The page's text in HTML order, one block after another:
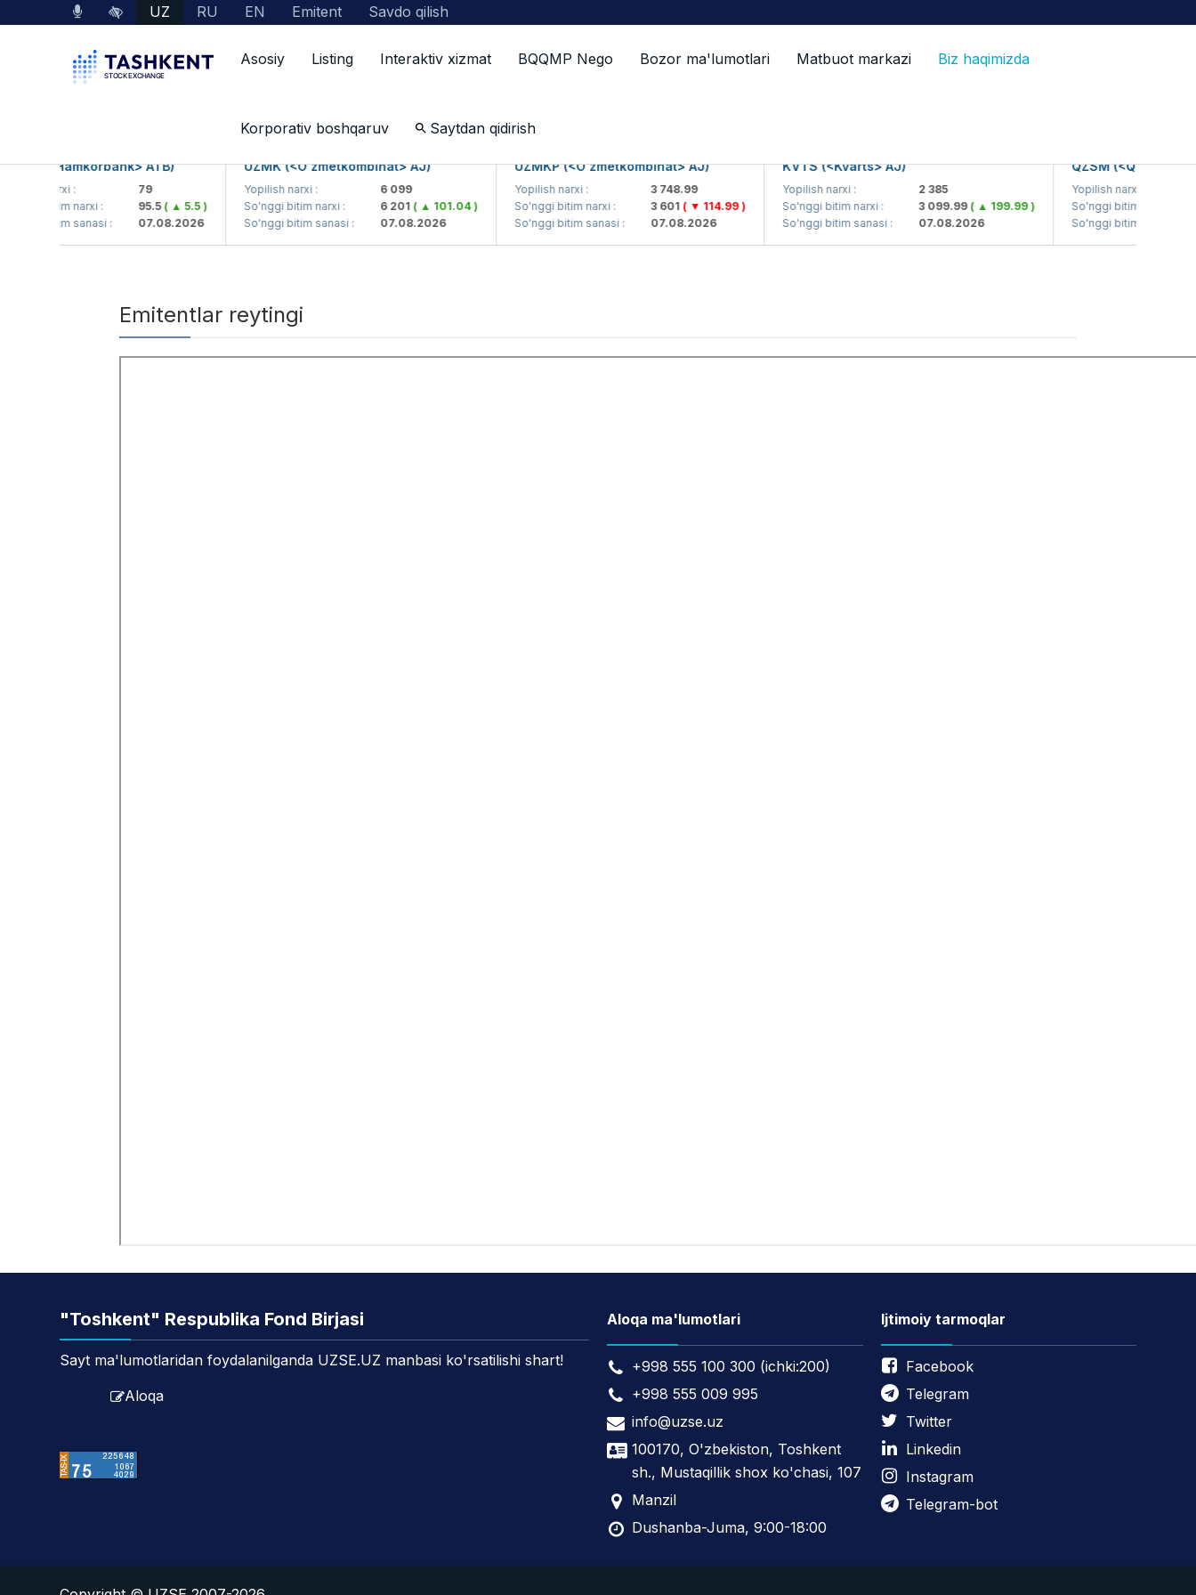
UZ RU EN Emitent Savdo qilish
Asosiy Listing Interaktiv xizmat BQQMP Nego Bozor ma'lumotlari Matbuot markazi Biz haqimizda
Korporativ boshqaruv Saytdan qidirish
(<Hamkorbank> ATB)
narxi :
79
bitim narxi :
95.5( ▲ 5.5 )
bitim sanasi :
07.08.2026
UZMK (<O'zmetkombinat> AJ)
Yopilish narxi :
6 099
So'nggi bitim narxi :
6 201( ▲ 101.04 )
So'nggi bitim sanasi :
07.08.2026
UZMKP (<O'zmetkombinat> AJ)
Yopilish narxi :
3 748.99
So'nggi bitim narxi :
3 601( ▼ 114.99 )
So'nggi bitim sanasi :
07.08.2026
KVTS (<Kvarts> AJ)
Yopilish narxi :
2 385
So'nggi bitim narxi :
3 099.99( ▲ 199.99 )
So'nggi bitim sanasi :
07.08.2026
QZSM
Yopilish narxi :
So'nggi bitim narxi :
So'nggi bitim sanasi :
Emitentlar reytingi
"Toshkent" Respublika Fond Birjasi
Sayt ma'lumotlaridan foydalanilganda UZSE.UZ manbasi ko'rsatilishi shart!
Aloqa
Aloqa ma'lumotlari
+998 555 100 300 (ichki:200)
+998 555 009 995
info@uzse.uz
100170, O'zbekiston, Toshkent
sh., Mustaqillik shox ko'chasi, 107
Manzil
Dushanba-Juma, 9:00-18:00
Ijtimoiy tarmoqlar
Facebook
Telegram
Twitter
Linkedin
Instagram
Telegram-bot